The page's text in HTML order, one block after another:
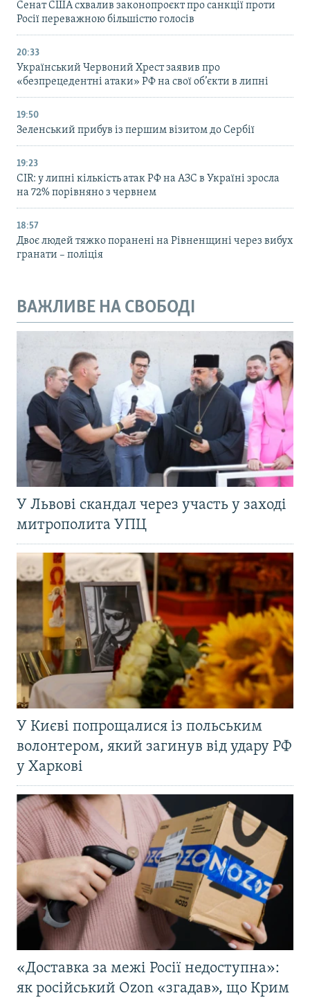
Cенат США схвалив законопроєкт про санкції проти
Росії переважною більшістю голосів
20:33
Український Червоний Хрест заявив про
«безпрецедентні атаки» РФ на свої об’єкти в липні
19:50
Зеленський прибув із першим візитом до Сербії
19:23
CIR: у липні кількість атак РФ на АЗС в Україні зросла
на 72% порівняно з червнем
18:57
Двоє людей тяжко поранені на Рівненщині через вибух
гранати – поліція
ВАЖЛИВЕ НА СВОБОДІ
У Львові скандал через участь у заході
митрополита УПЦ
У Києві попрощалися із польським
волонтером, який загинув від удару РФ
у Харкові
«Доставка за межі Росії недоступна»:
як російський Ozon «згадав», що Крим